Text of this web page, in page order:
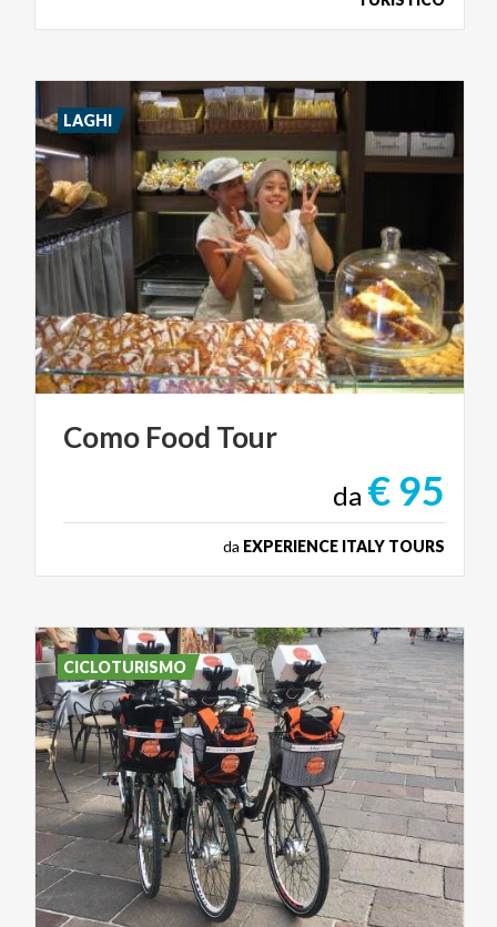
Como Food Tour
da € 95
da EXPERIENCE ITALY TOURS
LAGHI
CICLOTURISMO